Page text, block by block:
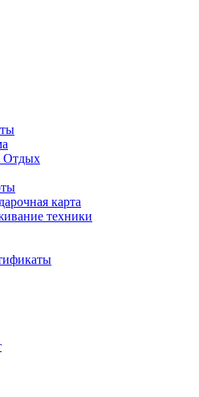
Отдых
карта
техники